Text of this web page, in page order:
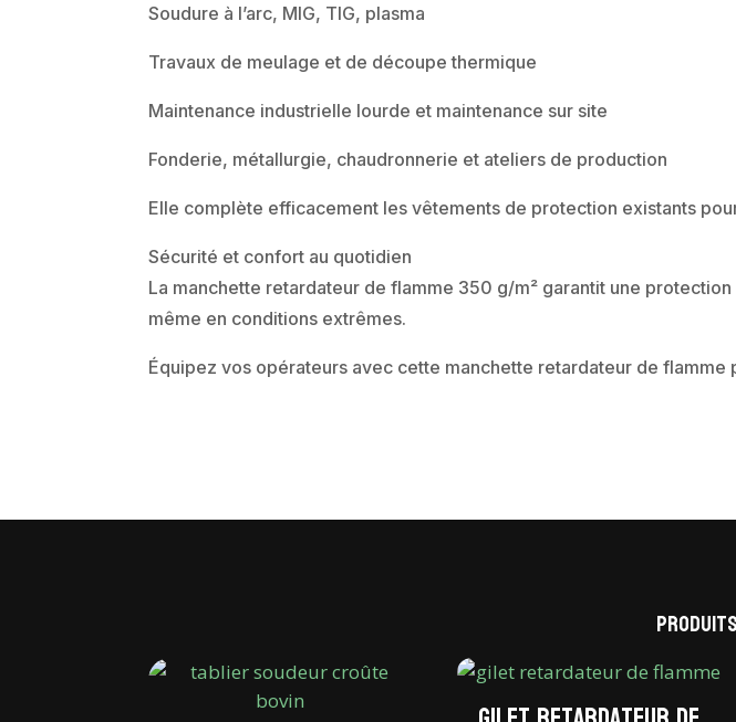
Soudure à l’arc, MIG, TIG, plasma
Travaux de meulage et de découpe thermique
Maintenance industrielle lourde et maintenance sur site
Fonderie, métallurgie, chaudronnerie et ateliers de production
Elle complète efficacement les vêtements de protection existants
Sécurité et confort au quotidien
La manchette retardateur de flamme 350 g/m² garantit une
même en conditions extrêmes.
Équipez vos opérateurs avec cette manchette retardateur de